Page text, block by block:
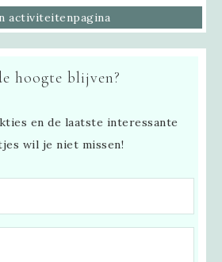
activiteitenpagina
hoogte blijven?
en de laatste interessante
wil je niet missen!